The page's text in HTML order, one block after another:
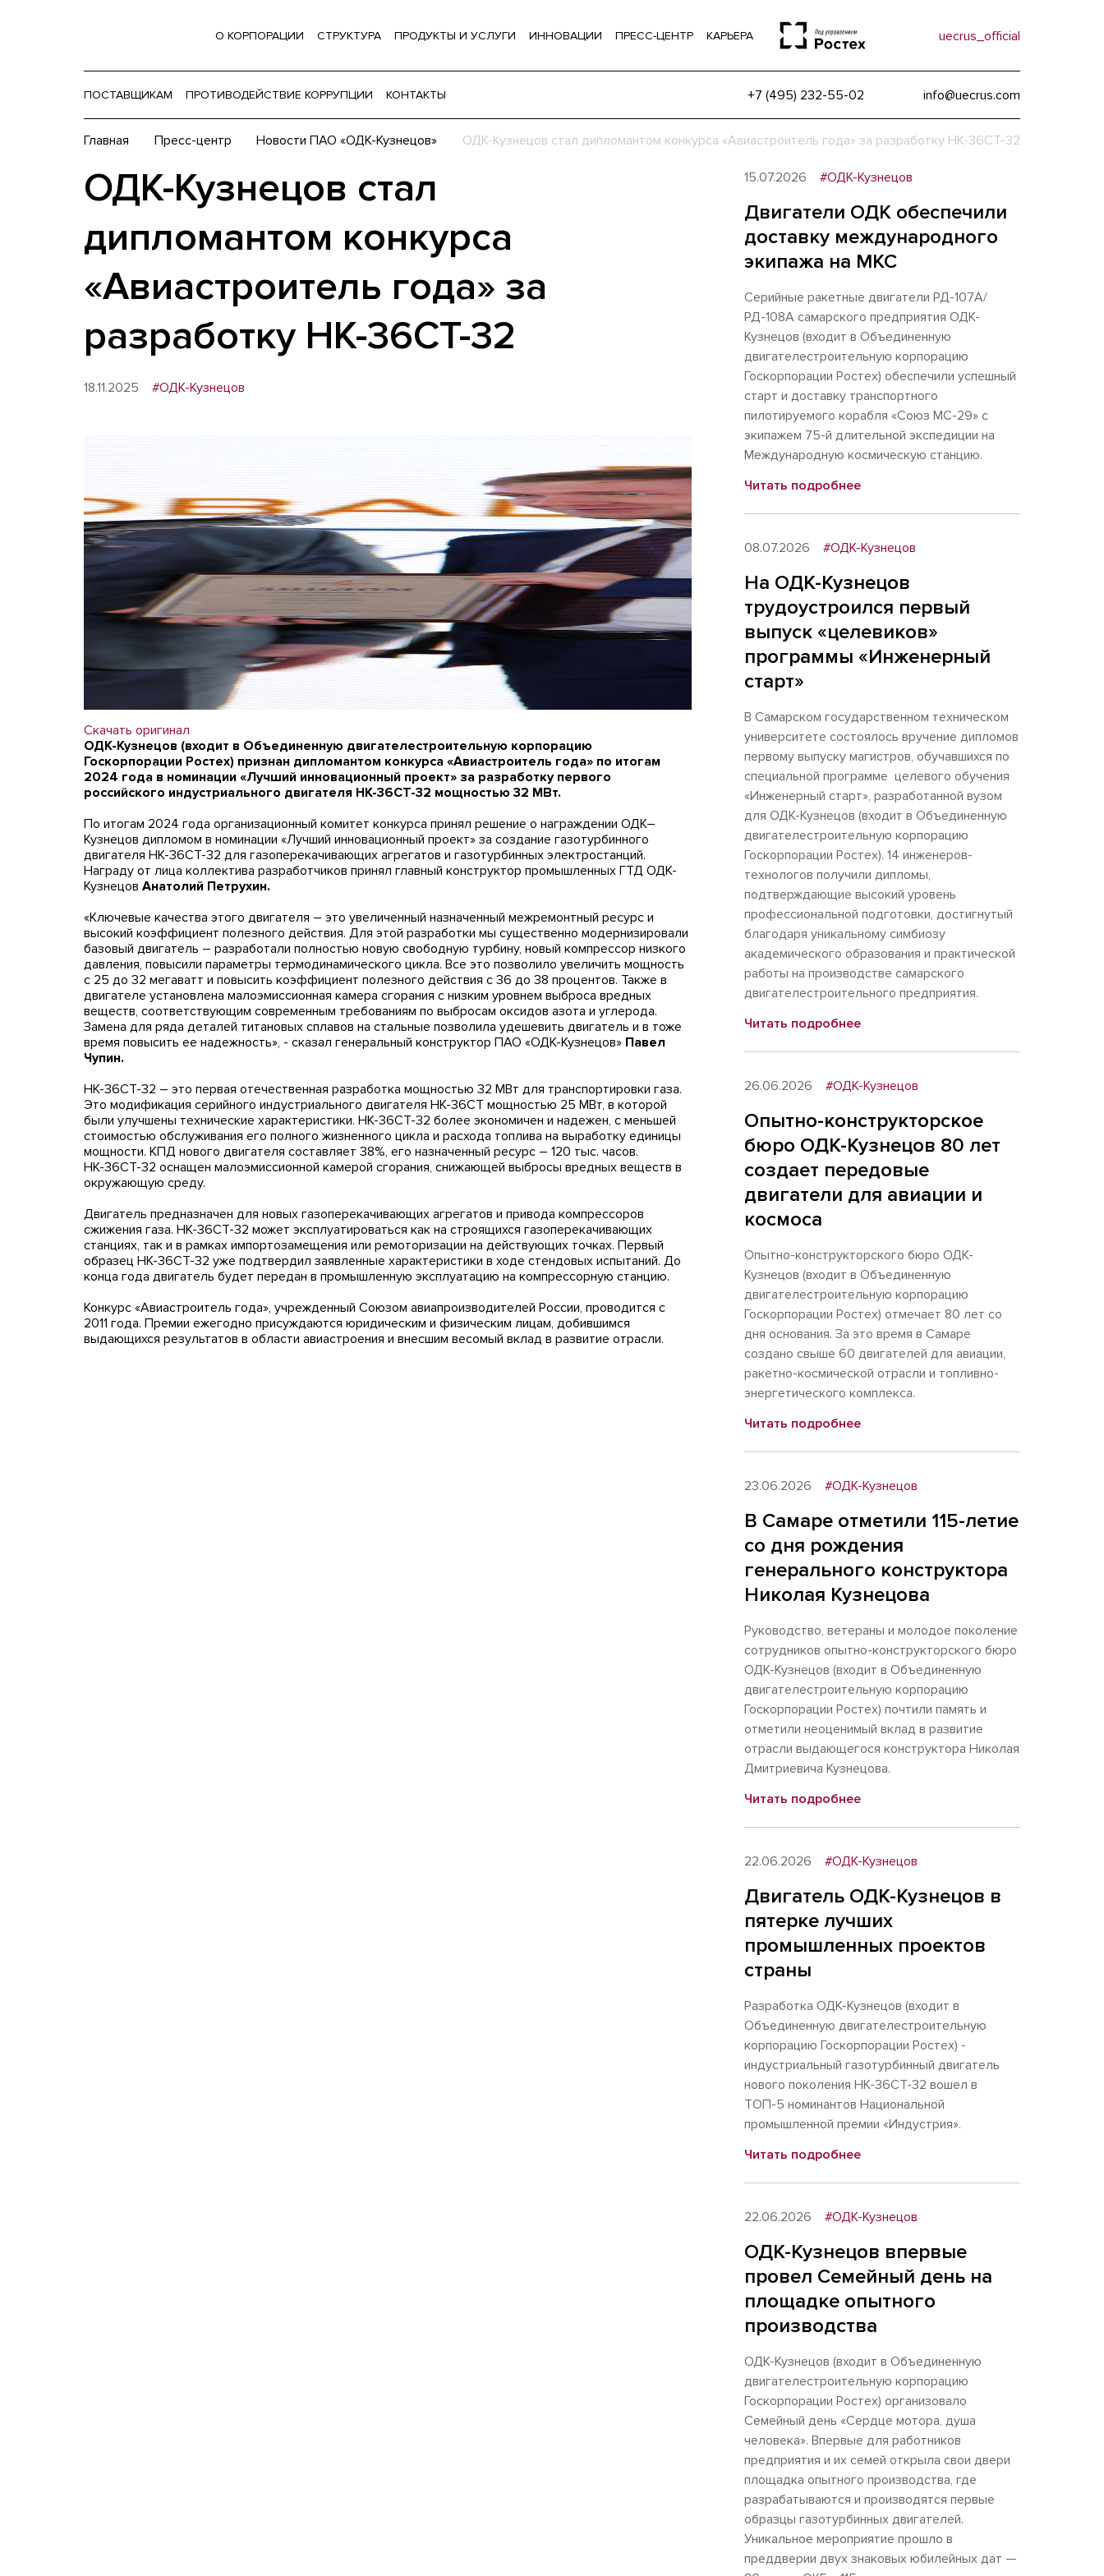
О КОРПОРАЦИИ СТРУКТУРА ПРОДУКТЫ И УСЛУГИ ИННОВАЦИИ ПРЕСС-ЦЕНТР КАРЬЕРА uecrus_official
ПОСТАВЩИКАМ ПРОТИВОДЕЙСТВИЕ КОРРУПЦИИ КОНТАКТЫ +7 (495) 232-55-02 info@uecrus.com
Главная Пресс-центр Новости ПАО «ОДК-Кузнецов» ОДК-Кузнецов стал дипломантом конкурса «Авиастроитель года» за разработку НК-36СТ-32
ОДК-Кузнецов стал
дипломантом конкурса
«Авиастроитель года» за
разработку НК-36СТ-32
18.11.2025 #ОДК-Кузнецов
Скачать оригинал
ОДК-Кузнецов (входит в Объединенную двигателестроительную корпорацию
Госкорпорации Ростех) признан дипломантом конкурса «Авиастроитель года» по итогам
2024 года в номинации «Лучший инновационный проект» за разработку первого
российского индустриального двигателя НК-36СТ-32 мощностью 32 МВт.
По итогам 2024 года организационный комитет конкурса принял решение о награждении ОДК–
Кузнецов дипломом в номинации «Лучший инновационный проект» за создание газотурбинного
двигателя НК-36СТ-32 для газоперекачивающих агрегатов и газотурбинных электростанций.
Награду от лица коллектива разработчиков принял главный конструктор промышленных ГТД ОДК-
Кузнецов Анатолий Петрухин.
«Ключевые качества этого двигателя – это увеличенный назначенный межремонтный ресурс и
высокий коэффициент полезного действия. Для этой разработки мы существенно модернизировали
базовый двигатель – разработали полностью новую свободную турбину, новый компрессор низкого
давления, повысили параметры термодинамического цикла. Все это позволило увеличить мощность
с 25 до 32 мегаватт и повысить коэффициент полезного действия с 36 до 38 процентов. Также в
двигателе установлена малоэмиссионная камера сгорания с низким уровнем выброса вредных
веществ, соответствующим современным требованиям по выбросам оксидов азота и углерода.
Замена для ряда деталей титановых сплавов на стальные позволила удешевить двигатель и в тоже
время повысить ее надежность», - сказал генеральный конструктор ПАО «ОДК-Кузнецов» Павел
Чупин.
НК-36СТ-32 – это первая отечественная разработка мощностью 32 МВт для транспортировки газа.
Это модификация серийного индустриального двигателя НК-36СТ мощностью 25 МВт, в которой
были улучшены технические характеристики. НК-36СТ-32 более экономичен и надежен, с меньшей
стоимостью обслуживания его полного жизненного цикла и расхода топлива на выработку единицы
мощности. КПД нового двигателя составляет 38%, его назначенный ресурс – 120 тыс. часов.
НК-36СТ-32 оснащен малоэмиссионной камерой сгорания, снижающей выбросы вредных веществ в
окружающую среду.
Двигатель предназначен для новых газоперекачивающих агрегатов и привода компрессоров
сжижения газа. НК-36СТ-32 может эксплуатироваться как на строящихся газоперекачивающих
станциях, так и в рамках импортозамещения или ремоторизации на действующих точках. Первый
образец НК-36СТ-32 уже подтвердил заявленные характеристики в ходе стендовых испытаний. До
конца года двигатель будет передан в промышленную эксплуатацию на компрессорную станцию.
Конкурс «Авиастроитель года», учрежденный Союзом авиапроизводителей России, проводится с
2011 года. Премии ежегодно присуждаются юридическим и физическим лицам, добившимся
выдающихся результатов в области авиастроения и внесшим весомый вклад в развитие отрасли.
15.07.2026 #ОДК-Кузнецов
Двигатели ОДК обеспечили
доставку международного
экипажа на МКС
Серийные ракетные двигатели РД-107А/
РД-108А самарского предприятия ОДК-
Кузнецов (входит в Объединенную
двигателестроительную корпорацию
Госкорпорации Ростех) обеспечили успешный
старт и доставку транспортного
пилотируемого корабля «Союз МС-29» с
экипажем 75-й длительной экспедиции на
Международную космическую станцию.
Читать подробнее
08.07.2026 #ОДК-Кузнецов
На ОДК-Кузнецов
трудоустроился первый
выпуск «целевиков»
программы «Инженерный
старт»
В Самарском государственном техническом
университете состоялось вручение дипломов
первому выпуску магистров, обучавшихся по
специальной программе целевого обучения
«Инженерный старт», разработанной вузом
для ОДК-Кузнецов (входит в Объединенную
двигателестроительную корпорацию
Госкорпорации Ростех). 14 инженеров-
технологов получили дипломы,
подтверждающие высокий уровень
профессиональной подготовки, достигнутый
благодаря уникальному симбиозу
академического образования и практической
работы на производстве самарского
двигателестроительного предприятия.
Читать подробнее
26.06.2026 #ОДК-Кузнецов
Опытно-конструкторское
бюро ОДК-Кузнецов 80 лет
создает передовые
двигатели для авиации и
космоса
Опытно-конструкторского бюро ОДК-
Кузнецов (входит в Объединенную
двигателестроительную корпорацию
Госкорпорации Ростех) отмечает 80 лет со
дня основания. За это время в Самаре
создано свыше 60 двигателей для авиации,
ракетно-космической отрасли и топливно-
энергетического комплекса.
Читать подробнее
23.06.2026 #ОДК-Кузнецов
В Самаре отметили 115-летие
со дня рождения
генерального конструктора
Николая Кузнецова
Руководство, ветераны и молодое поколение
сотрудников опытно-конструкторского бюро
ОДК-Кузнецов (входит в Объединенную
двигателестроительную корпорацию
Госкорпорации Ростех) почтили память и
отметили неоценимый вклад в развитие
отрасли выдающегося конструктора Николая
Дмитриевича Кузнецова.
Читать подробнее
22.06.2026 #ОДК-Кузнецов
Двигатель ОДК-Кузнецов в
пятерке лучших
промышленных проектов
страны
Разработка ОДК-Кузнецов (входит в
Объединенную двигателестроительную
корпорацию Госкорпорации Ростех) -
индустриальный газотурбинный двигатель
нового поколения НК-36СТ-32 вошел в
ТОП-5 номинантов Национальной
промышленной премии «Индустрия».
Читать подробнее
22.06.2026 #ОДК-Кузнецов
ОДК-Кузнецов впервые
провел Семейный день на
площадке опытного
производства
ОДК-Кузнецов (входит в Объединенную
двигателестроительную корпорацию
Госкорпорации Ростех) организовало
Семейный день «Сердце мотора, душа
человека». Впервые для работников
предприятия и их семей открыла свои двери
площадка опытного производства, где
разрабатываются и производятся первые
образцы газотурбинных двигателей.
Уникальное мероприятие прошло в
преддверии двух знаковых юбилейных дат —